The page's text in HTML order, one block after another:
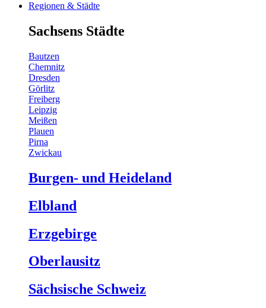
Regionen & Städte
Sachsens Städte
Bautzen
Chemnitz
Dresden
Görlitz
Freiberg
Leipzig
Meißen
Plauen
Pirna
Zwickau
Burgen- und Heideland
Elbland
Erzgebirge
Oberlausitz
Sächsische Schweiz